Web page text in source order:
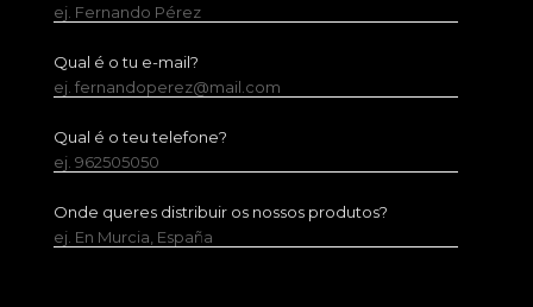
ej. Fernando Pérez
Qual é o tu e-mail?
ej. fernandoperez@mail.com
Qual é o teu telefone?
ej. 962505050
Onde queres distribuir os nossos produtos?
ej. En Murcia, España